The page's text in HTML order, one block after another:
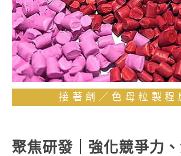
接著劑／色母粒製程
聚焦研發｜強化競爭力